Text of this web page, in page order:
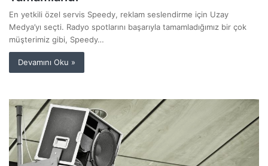
En yetkili özel servis Speedy, reklam seslendirme için Uzay
Medya’yı seçti. Radyo spotlarını başarıyla tamamladığımız bir çok
müşterimiz gibi, Speedy…
Devamını Oku »